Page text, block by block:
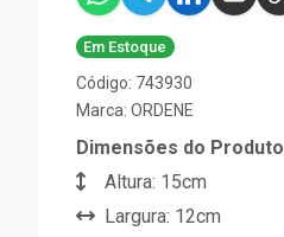
Em Estoque
Código: 743930
Marca: ORDENE
Dimensões do Produto
Altura: 15cm
Largura: 12cm